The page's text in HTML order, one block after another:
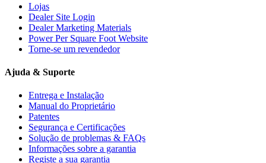
Lojas
Dealer Site Login
Dealer Marketing Materials
Power Per Square Foot Website
Torne-se um revendedor
Ajuda & Suporte
Entrega e Instalação
Manual do Proprietário
Patentes
Segurança e Certificações
Solução de problemas & FAQs
Informações sobre a garantia
Registe a sua garantia